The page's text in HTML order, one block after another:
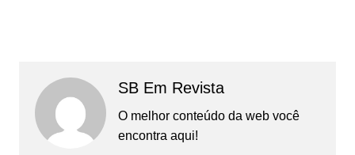
SB Em Revista
O melhor conteúdo da web você
encontra aqui!